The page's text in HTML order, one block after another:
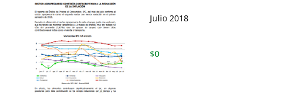
Julio 2018
$0